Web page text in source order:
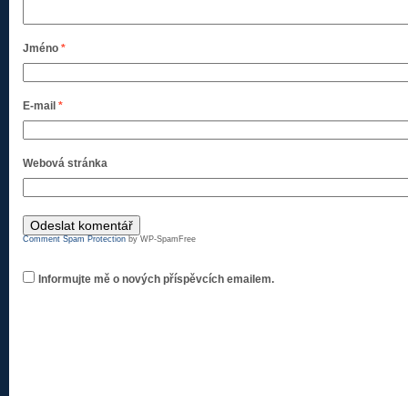
Jméno *
E-mail *
Webová stránka
Comment Spam Protection by WP-SpamFree
Informujte mě o nových příspěvcích emailem.